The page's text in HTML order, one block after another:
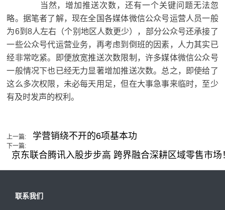
当然，增加推送次数，还有一个关键问题无法忽
略。据笔者了解，现在全国各媒体微信公众号运营人员一般
为6到8人左右（个别地区人数更少），部分公众号还承接了
一些公众号代运营业务，再考虑到倒班的因素，人力其实已
经非常吃紧。即便放宽推送次数限制，许多媒体微信公众号
一般情况下也已经无力显著增加推送次数。总之，即使给了
这么多次权限，未必每天用足，但在大事急事来临时，至少
有及时发声的权利。
上一篇: 学营销绕不开的6项基本功
下一篇:
京东联合腾讯入股步步高 跨界融合深耕区域零售市场
联系我们